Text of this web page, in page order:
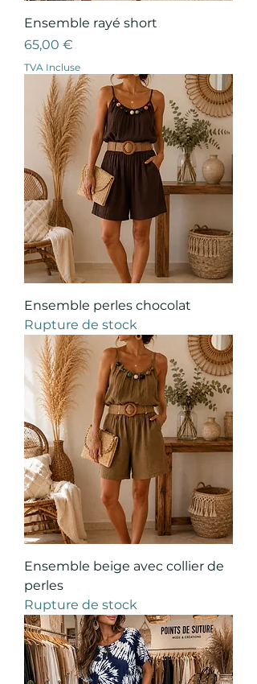
Ensemble rayé short
Prix
65,00 €
TVA Incluse
Ensemble perles chocolat
Rupture de stock
Ensemble beige avec collier de
perles
Rupture de stock